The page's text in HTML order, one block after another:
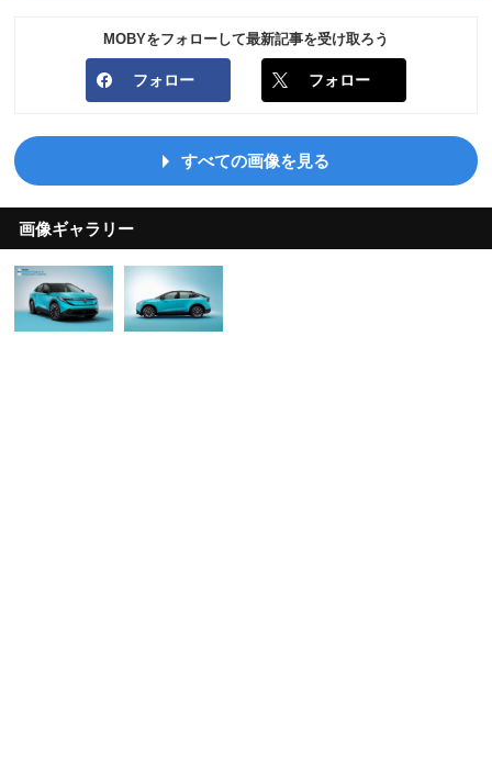
MOBYをフォローして最新記事を受け取ろう
フォロー フォロー
すべての画像を見る
画像ギャラリー